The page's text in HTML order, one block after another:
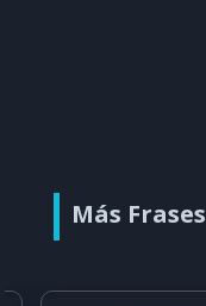
Más Frases